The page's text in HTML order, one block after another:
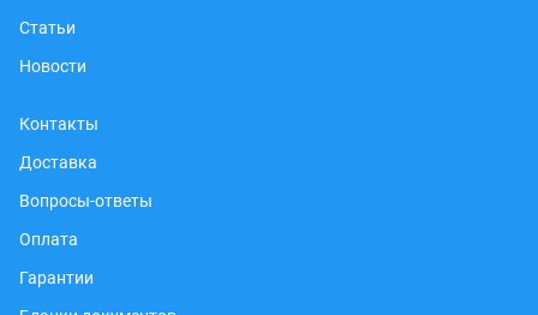
Статьи
Новости
Контакты
Доставка
Вопросы-ответы
Оплата
Гарантии